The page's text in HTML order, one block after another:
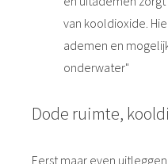
van kooldioxide.
ademen en
onderwater"
Dode ruimte,
Eerst maar even